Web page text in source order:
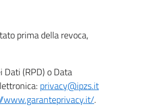
prima della revoca,
(RPD) o Data
privacy@ipzs.it
www.garanteprivacy.it/.